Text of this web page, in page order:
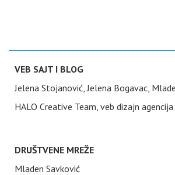
VEB SAJT I BLOG
Jelena Stojanović, Jelena Bogavac,
HALO Creative Team, veb dizajn agencija
DRUŠTVENE MREŽE
Mladen Savković